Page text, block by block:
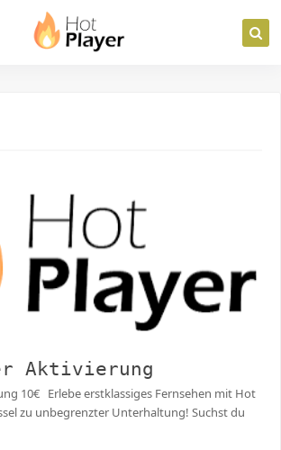
Aktivierung
10€ Erlebe erstklassiges Fernsehen mit Hot
zu unbegrenzter Unterhaltung! Suchst du